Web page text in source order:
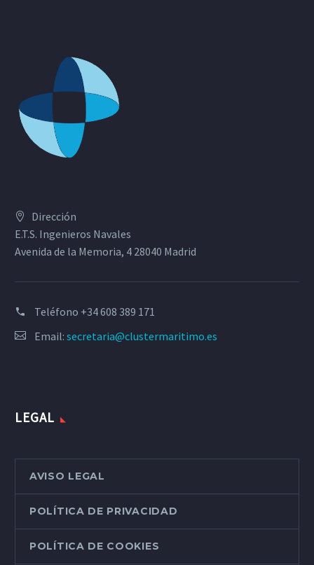
Dirección
E.T.S. Ingenieros Navales
Avenida de la Memoria, 4 28040 Madrid
Teléfono +34 608 389 171
Email: secretaria@clustermaritimo.es
LEGAL
AVISO LEGAL
POLÍTICA DE PRIVACIDAD
POLÍTICA DE COOKIES